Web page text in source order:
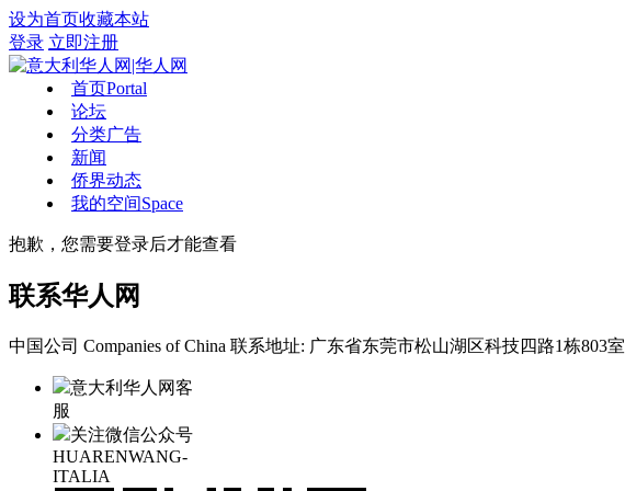
设为首页收藏本站
登录 立即注册
首页Portal
论坛
分类广告
新闻
侨界动态
我的空间Space
抱歉，您需要登录后才能查看
联系华人网
中国公司 Companies of China 联系地址: 广东省东莞市松山湖区科技四路1栋803室
意大利华人网客
服
关注微信公众号
HUARENWANG-
ITALIA